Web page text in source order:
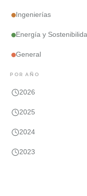
Ingenierías
Energía y
General
POR AÑO
2026
2025
2024
2023